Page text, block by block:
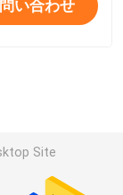
い合わせ
Site